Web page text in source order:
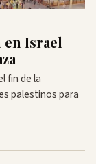
en Israel
fin de la
palestinos para